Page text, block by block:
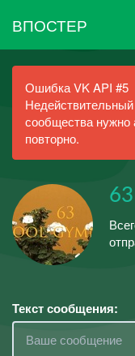
ВПОСТЕР
Ошибка VK API #5
сообщества нужно
повторно.
Текст сообщения: